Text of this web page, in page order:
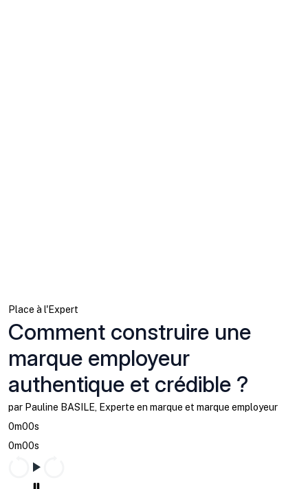
Place à l'Expert
Comment construire une
marque employeur
authentique et crédible ?
par Pauline BASILE, Experte en marque et marque employeur
0m00s
0m00s